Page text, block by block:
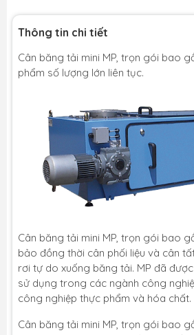
Thông tin chi tiết
Cân băng tải mini MP, trọn gói bao
phẩm số lượng lớn liên tục.
Cân băng tải mini MP, trọn gói bao
bảo đồng thời cân phối liệu và cân
rơi tự do xuống băng tải. MP đã
sử dụng trong các ngành công
công nghiệp thực phẩm và hóa chất.
Cân băng tải mini MP, trọn gói bao